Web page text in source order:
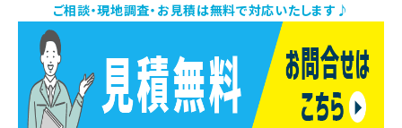
ご相談・現地調査・お見積は無料で対応いたします♪